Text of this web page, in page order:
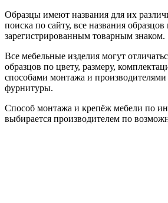
Образцы имеют названия для их
поиска по сайту, все названия образцов
зарегистрированным товарным знаком.
Все мебельные изделия могут
образцов по цвету, размеру,
способами монтажа и
фурнитуры.
Способ монтажа и крепёж мебели по
выбирается производителем по